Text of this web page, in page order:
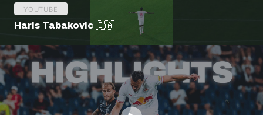
YOUTUBE
Haris Tabakovic 🇧🇦